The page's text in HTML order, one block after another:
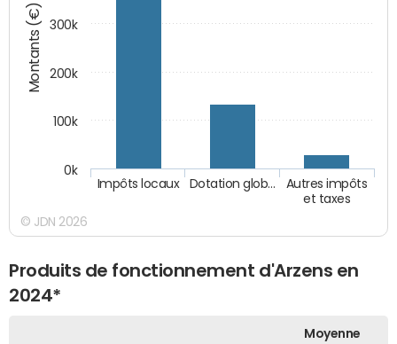
Montants (€)
Autres impôts
et taxes
Dotation glob…
Impôts locaux
0k
100k
200k
300k
© JDN 2026
Produits de fonctionnement d'Arzens en
2024*
Moyenne